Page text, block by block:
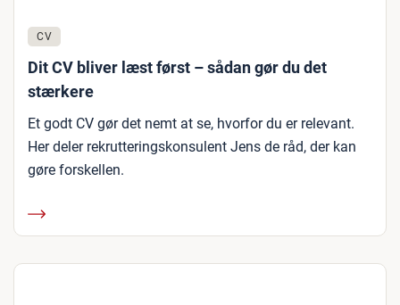
CV
Dit CV bliver læst først – sådan gør du det
stærkere
Et godt CV gør det nemt at se, hvorfor du er relevant.
Her deler rekrutteringskonsulent Jens de råd, der kan
gøre forskellen.